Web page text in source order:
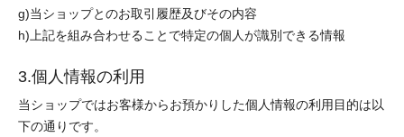
g)当ショップとのお取引履歴及びその内容
h)上記を組み合わせることで特定の個人が識別できる情報
3.個人情報の利用
当ショップではお客様からお預かりした個人情報の利用目的は以
下の通りです。